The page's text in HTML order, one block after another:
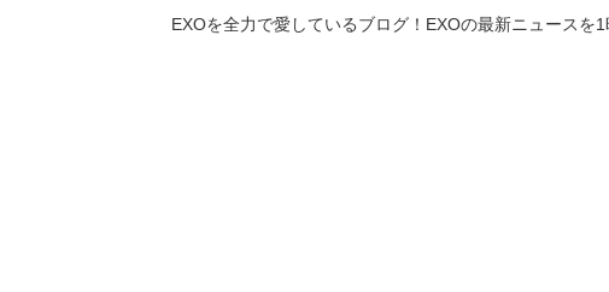
EXOを全力で愛しているブログ！EXOの最新ニュースを